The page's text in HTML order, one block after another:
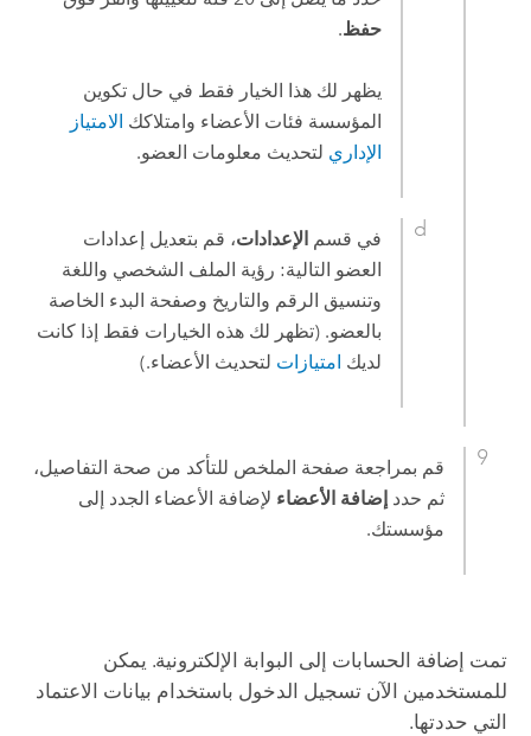
حفظ.
يظهر لك هذا الخيار فقط في حال تكوين
المؤسسة فئات الأعضاء وامتلاكك الامتياز
الإداري لتحديث معلومات العضو.
في قسم الإعدادات، قم بتعديل إعدادات
العضو التالية: رؤية الملف الشخصي واللغة
وتنسيق الرقم والتاريخ وصفحة البدء الخاصة
بالعضو. (تظهر لك هذه الخيارات فقط إذا كانت
لديك امتيازات لتحديث الأعضاء.)
قم بمراجعة صفحة الملخص للتأكد من صحة التفاصيل،
ثم حدد إضافة الأعضاء لإضافة الأعضاء الجدد إلى
مؤسستك.
تمت إضافة الحسابات إلى البوابة الإلكترونية. يمكن
للمستخدمين الآن تسجيل الدخول باستخدام بيانات الاعتماد
التي حددتها.